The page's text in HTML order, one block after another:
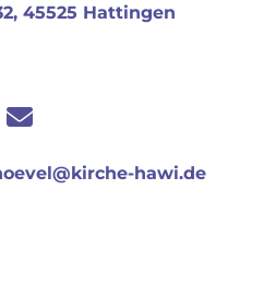
45525 Hattingen
hawi.de